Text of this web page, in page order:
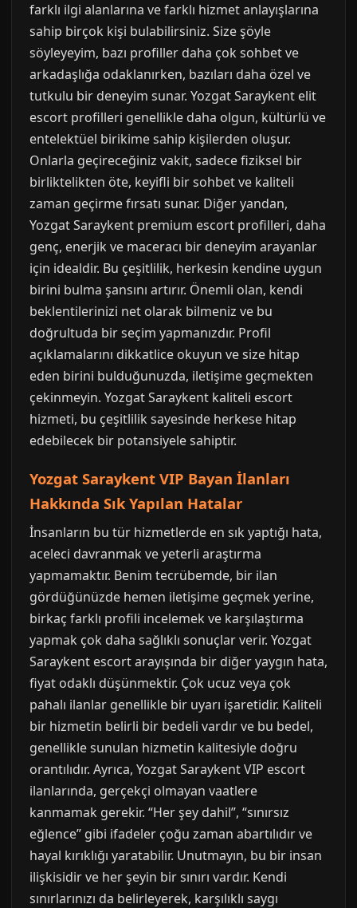
farklı ilgi alanlarına ve farklı hizmet anlayışlarına
sahip birçok kişi bulabilirsiniz. Size şöyle
söyleyeyim, bazı profiller daha çok sohbet ve
arkadaşlığa odaklanırken, bazıları daha özel ve
tutkulu bir deneyim sunar. Yozgat Saraykent elit
escort profilleri genellikle daha olgun, kültürlü ve
entelektüel birikime sahip kişilerden oluşur.
Onlarla geçireceğiniz vakit, sadece fiziksel bir
birliktelikten öte, keyifli bir sohbet ve kaliteli
zaman geçirme fırsatı sunar. Diğer yandan,
Yozgat Saraykent premium escort profilleri, daha
genç, enerjik ve maceracı bir deneyim arayanlar
için idealdir. Bu çeşitlilik, herkesin kendine uygun
birini bulma şansını artırır. Önemli olan, kendi
beklentilerinizi net olarak bilmeniz ve bu
doğrultuda bir seçim yapmanızdır. Profil
açıklamalarını dikkatlice okuyun ve size hitap
eden birini bulduğunuzda, iletişime geçmekten
çekinmeyin. Yozgat Saraykent kaliteli escort
hizmeti, bu çeşitlilik sayesinde herkese hitap
edebilecek bir potansiyele sahiptir.
Yozgat Saraykent VIP Bayan İlanları
Hakkında Sık Yapılan Hatalar
İnsanların bu tür hizmetlerde en sık yaptığı hata,
aceleci davranmak ve yeterli araştırma
yapmamaktır. Benim tecrübemde, bir ilan
gördüğünüzde hemen iletişime geçmek yerine,
birkaç farklı profili incelemek ve karşılaştırma
yapmak çok daha sağlıklı sonuçlar verir. Yozgat
Saraykent escort arayışında bir diğer yaygın hata,
fiyat odaklı düşünmektir. Çok ucuz veya çok
pahalı ilanlar genellikle bir uyarı işaretidir. Kaliteli
bir hizmetin belirli bir bedeli vardır ve bu bedel,
genellikle sunulan hizmetin kalitesiyle doğru
orantılıdır. Ayrıca, Yozgat Saraykent VIP escort
ilanlarında, gerçekçi olmayan vaatlere
kanmamak gerekir. “Her şey dahil”, “sınırsız
eğlence” gibi ifadeler çoğu zaman abartılıdır ve
hayal kırıklığı yaratabilir. Unutmayın, bu bir insan
ilişkisidir ve her şeyin bir sınırı vardır. Kendi
sınırlarınızı da belirleyerek, karşılıklı saygı